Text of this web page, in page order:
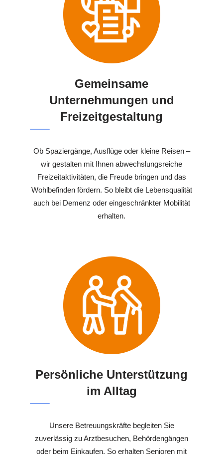
Gemeinsame
Unternehmungen und
Freizeitgestaltung
Ob Spaziergänge, Ausflüge oder kleine Reisen –
wir gestalten mit Ihnen abwechslungsreiche
Freizeitaktivitäten, die Freude bringen und das
Wohlbefinden fördern. So bleibt die Lebensqualität
auch bei Demenz oder eingeschränkter Mobilität
erhalten.
Persönliche Unterstützung
im Alltag
Unsere Betreuungskräfte begleiten Sie
zuverlässig zu Arztbesuchen, Behördengängen
oder beim Einkaufen. So erhalten Senioren mit